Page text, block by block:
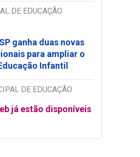
DE EDUCAÇÃO
ganha duas novas
para ampliar o
Infantil
DE EDUCAÇÃO
já estão disponíveis